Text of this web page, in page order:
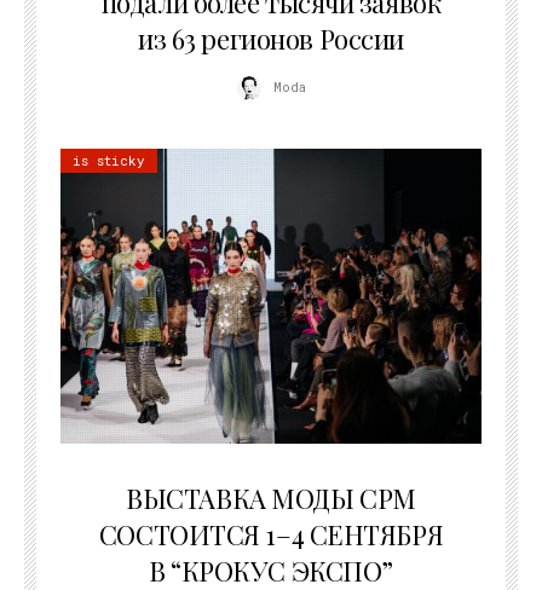
из 63 регионов России
Moda
is sticky
ВЫСТАВКА МОДЫ CPM
СОСТОИТСЯ 1–4 СЕНТЯБРЯ
В “КРОКУС ЭКСПО”